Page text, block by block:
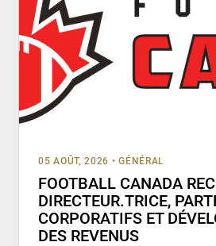
05 AOÛT, 2026 • GÉNÉRAL
FOOTBALL CANADA
DIRECTEUR.TRICE,
CORPORATIFS ET
DES REVENUS